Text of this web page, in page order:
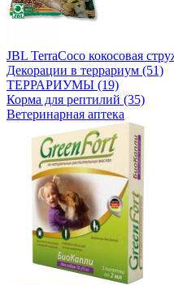
JBL TerraCoco кокосовая
Декорации в террариум (51)
ТЕРРАРИУМЫ (19)
Корма для рептилий (35)
Ветеринарная аптека